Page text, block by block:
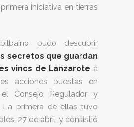
iniciativa en tierras
pudo descubrir
secretos que guardan
vinos de Lanzarote a
acciones puestas en
Consejo Regulador y
La primera de ellas tuvo
27 de abril, y consistió